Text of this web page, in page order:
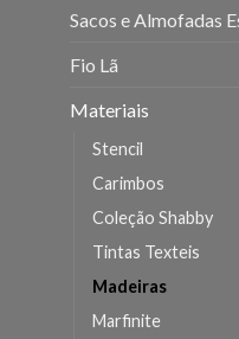
Sacos e Almofadas
Fio Lã
Materiais
Stencil
Carimbos
Coleção Shabby
Tintas Texteis
Madeiras
Marfinite